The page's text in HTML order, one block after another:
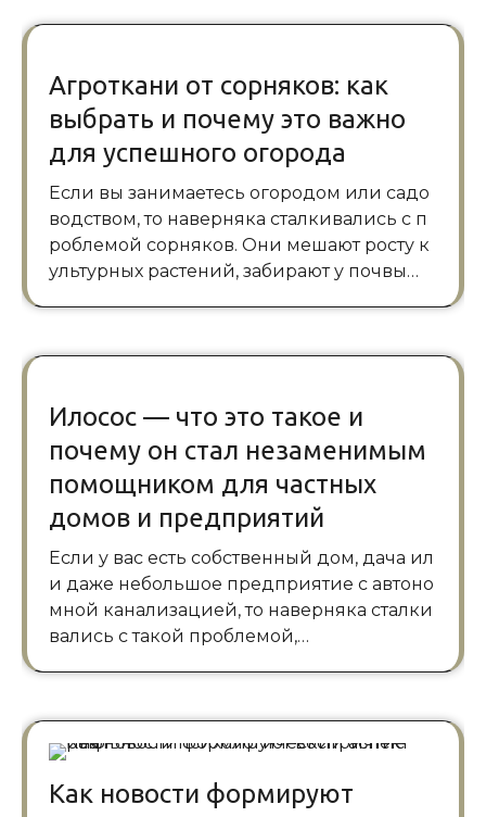
Агроткани от сорняков: как
выбрать и почему это важно
для успешного огорода
Если вы занимаетесь огородом или садо
водством, то наверняка сталкивались с п
роблемой сорняков. Они мешают росту к
ультурных растений, забирают у почвы…
Илосос — что это такое и
почему он стал незаменимым
помощником для частных
домов и предприятий
Если у вас есть собственный дом, дача ил
и даже небольшое предприятие с автоно
мной канализацией, то наверняка сталки
вались с такой проблемой,…
Как новости формируют